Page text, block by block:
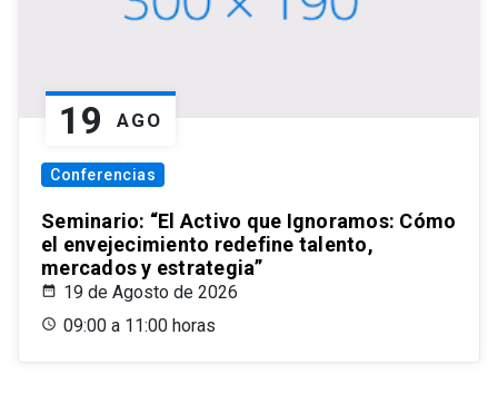
19 AGO
Conferencias
Seminario: “El Activo que Ignoramos: Cómo
el envejecimiento redefine talento,
mercados y estrategia”
19 de Agosto de 2026
09:00 a 11:00 horas